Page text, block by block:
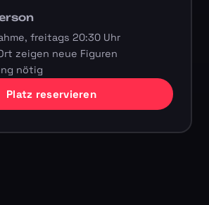
freitags 20:30 Uhr
zeigen neue Figuren
nötig
Platz reservieren